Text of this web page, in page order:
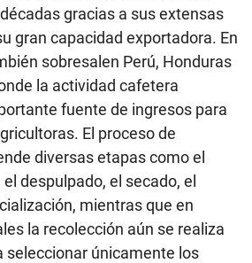
gracias a sus extensas
gran capacidad exportadora. En
sobresalen Perú, Honduras
la actividad cafetera
fuente de ingresos para
El proceso de
diversas etapas como el
despulpado, el secado, el
mientras que en
la recolección aún se realiza
seleccionar únicamente los